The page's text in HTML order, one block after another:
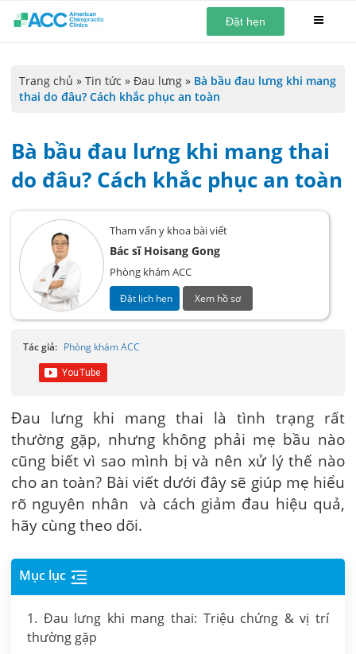
Đặt hẹn
Trang chủ » Tin tức » Đau lưng » Bà bầu đau lưng khi mang
thai do đâu? Cách khắc phục an toàn
Bà bầu đau lưng khi mang thai
do đâu? Cách khắc phục an toàn
Tham vấn y khoa bài viết
Bác sĩ Hoisang Gong
Phòng khám ACC
Đặt lịch hẹn Xem hồ sơ
Tác giả: Phòng khám ACC
Đau lưng khi mang thai là tình trạng rất
thường gặp, nhưng không phải mẹ bầu nào
cũng biết vì sao mình bị và nên xử lý thế nào
cho an toàn? Bài viết dưới đây sẽ giúp mẹ hiểu
rõ nguyên nhân và cách giảm đau hiệu quả,
hãy cùng theo dõi.
Mục lục
1. Đau lưng khi mang thai: Triệu chứng & vị trí
thường gặp